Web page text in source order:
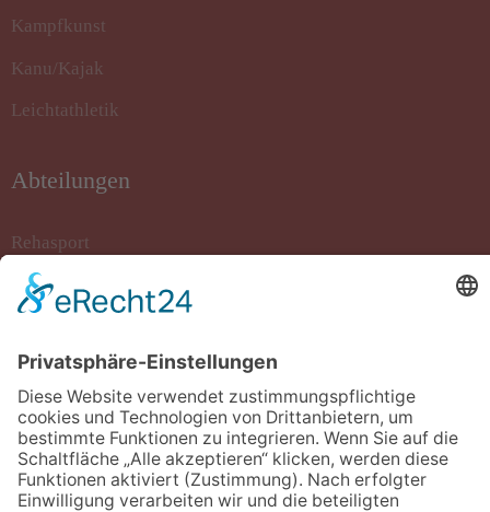
Kampfkunst
Kanu/Kajak
Leichtathletik
Abteilungen
Rehasport
Rollstuhlbasketball
Stockschiessen
Tanzsport
Turnen/Fitness/Gymnastik
Volleyball